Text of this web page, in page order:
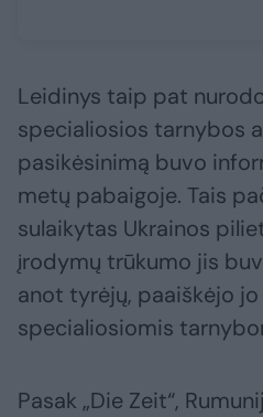
Leidinys taip pat
specialiosios tarnybos
pasikėsinimą buvo
metų pabaigoje. Tais
sulaikytas Ukrainos
įrodymų trūkumo jis
anot tyrėjų, paaiškėjo
specialiosiomis
Pasak „Die Zeit“,